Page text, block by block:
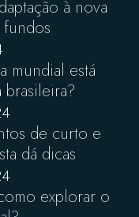
à nova
mundial está
de curto e
dá dicas
explorar o